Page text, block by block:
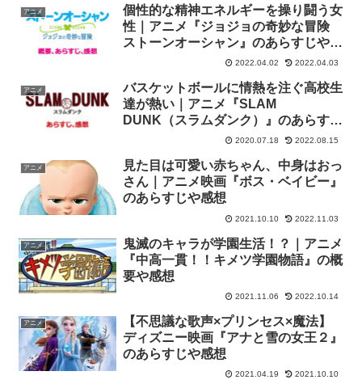
アニメ
個性的な精神エネルギーを操り闘う女
性｜アニメ『ジョジョの奇妙な冒険
ストーンオーシャン』のあらすじや感
2022.04.02 2022.04.03
アニメ
バスケットボールに情熱を注ぐ高校生
達が熱い｜アニメ『SLAM
DUNK（スラムダンク）』のあらすじ
2020.07.18 2022.08.15
アニメ
見た目は可愛い赤ちゃん、中身はおっ
さん｜アニメ映画『ボス・ベイビー』
のあらすじや感想
2021.10.10 2022.11.03
アニメ
鬼滅のキャラが学園生活！？｜アニメ
『中高一貫！！キメツ学園物語』の概
要や感想
2021.11.06 2022.10.14
アニメ
【不思議な歌声×プリンセス×魔法】
ディズニー映画『アナと雪の女王２』
のあらすじや感想
2021.04.19 2021.10.10